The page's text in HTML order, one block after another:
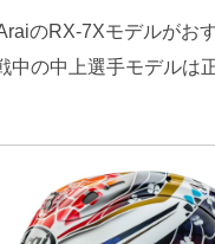
のRX-7Xモデルがお
中の中上選手モデルは